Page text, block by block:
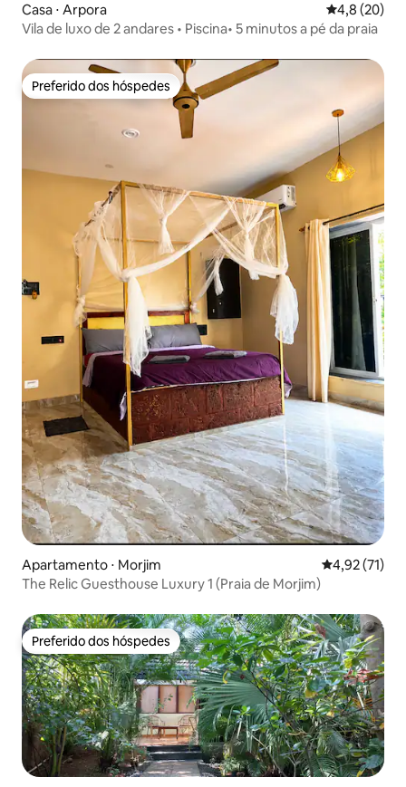
Casa ⋅ Arpora 4,8 de uma
4,8 (20)
Vila de luxo de 2 andares • Piscina• 5 minutos a pé da praia
Preferido dos hóspedes
Preferido dos hóspedes
Apartamento ⋅ Morjim 4,92 de uma
4,92 (71)
The Relic Guesthouse Luxury 1 (Praia de Morjim)
Preferido dos hóspedes
Preferido dos hóspedes